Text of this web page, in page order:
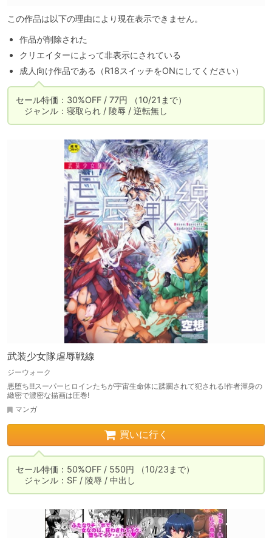
この作品は以下の理由により現在表示できません。
作品が削除された
クリエイターによって非表示にされている
成人向け作品である（R18スイッチをONにしてください）
セール特価：30%OFF / 77円 （10/21まで）
ジャンル：寝取られ / 陵辱 / 逆転無し
武装少女隊虐辱戦線
ジーウォーク
悪堕ち!!!スーパーヒロインたちが宇宙生命体に蹂躙されて犯される!作者渾身の
緻密で濃密な描画は圧巻!
マンガ
買いに行く
セール特価：50%OFF / 550円 （10/23まで）
ジャンル：SF / 陵辱 / 中出し